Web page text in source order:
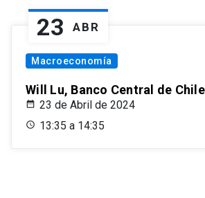
23 ABR
Macroeconomía
Will Lu, Banco Central de Chile
23 de Abril de 2024
13:35 a 14:35